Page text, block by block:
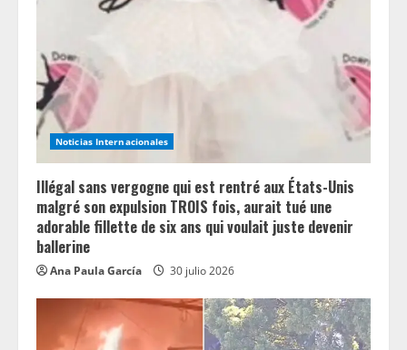
Noticias Internacionales
Illégal sans vergogne qui est rentré aux États-Unis
malgré son expulsion TROIS fois, aurait tué une
adorable fillette de six ans qui voulait juste devenir
ballerine
Ana Paula García 30 julio 2026